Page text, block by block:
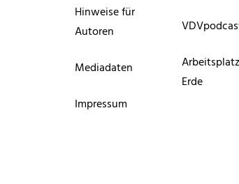
Hinweise für
Autoren
Mediadaten
Impressum
Erde